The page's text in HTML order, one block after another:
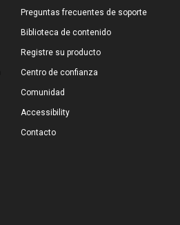
Preguntas frecuentes de soporte
Biblioteca de contenido
Registre su producto
Centro de confianza
Comunidad
Accessibility
Contacto